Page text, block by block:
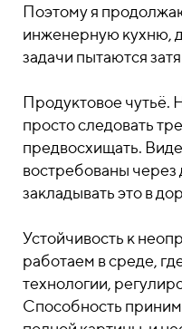
Поэтому я
инженерную кухню,
задачи пытаются
Продуктовое чутьё.
просто следовать
предвосхищать.
востребованы через
закладывать это в
Устойчивость к
работаем в среде,
технологии,
Способность